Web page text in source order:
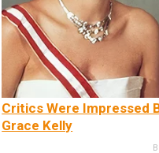
Critics Were Impressed
Grace Kelly